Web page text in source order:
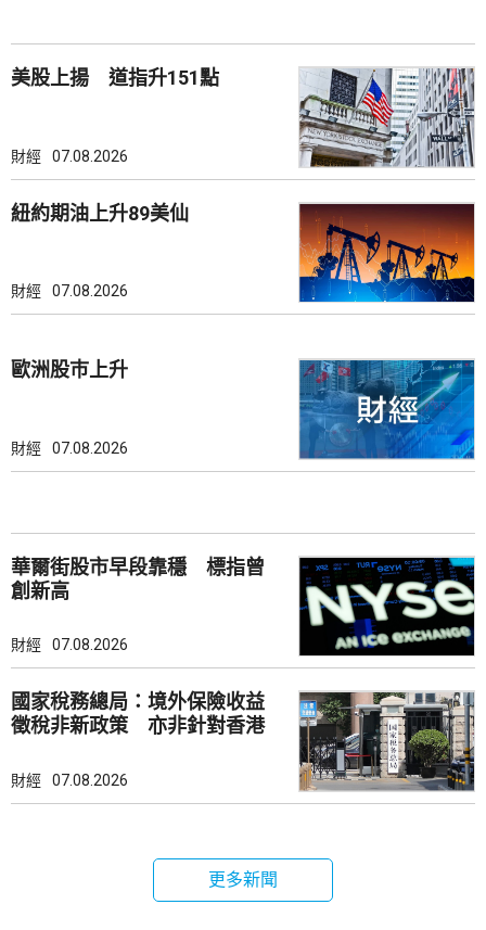
美股上揚 道指升151點
財經 07.08.2026
紐約期油上升89美仙
財經 07.08.2026
歐洲股巿上升
財經 07.08.2026
華爾街股市早段靠穩 標指曾
創新高
財經 07.08.2026
國家稅務總局：境外保險收益
徵稅非新政策 亦非針對香港
財經 07.08.2026
更多新聞